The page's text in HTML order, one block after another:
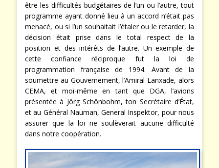
être les difficultés budgétaires de l’un ou l’autre, tout
programme ayant donné lieu à un accord n’était pas
menacé, ou si l’un souhaitait l’étaler ou le retarder, la
décision était prise dans le total respect de la
position et des intérêts de l’autre. Un exemple de
cette confiance réciproque fut la loi de
programmation française de 1994. Avant de la
soumettre au Gouvernement, l’Amiral Lanxade, alors
CEMA, et moi-même en tant que DGA, l’avions
présentée à Jörg Schönbohm, ton Secrétaire d’État,
et au Général Nauman, General Inspektor, pour nous
assurer que la loi ne soulèverait aucune difficulté
dans notre coopération.